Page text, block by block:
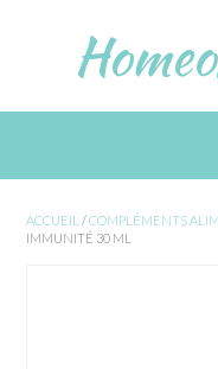
ACCUEIL /COMPLÉMENTS
IMMUNITÉ 30 ML